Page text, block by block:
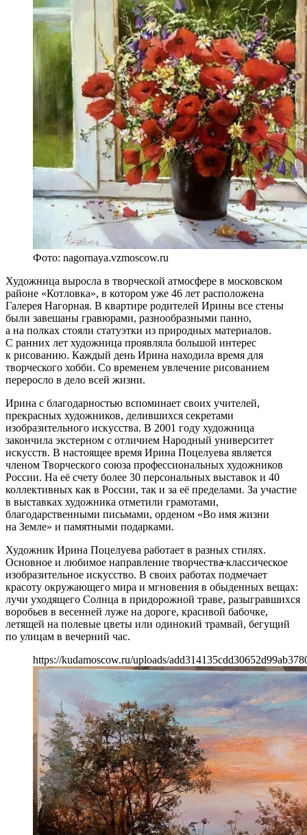
Фото: nagornaya.vzmoscow.ru
Художница выросла в творческой атмосфере в московском
районе «Котловка», в котором уже 46 лет расположена
Галерея Нагорная. В квартире родителей Ирины все стены
были завешаны гравюрами, разнообразными панно,
а на полках стояли статуэтки из природных материалов.
С ранних лет художница проявляла большой интерес
к рисованию. Каждый день Ирина находила время для
творческого хобби. Со временем увлечение рисованием
переросло в дело всей жизни.
Ирина с благодарностью вспоминает своих учителей,
прекрасных художников, делившихся секретами
изобразительного искусства. В 2001 году художница
закончила экстерном с отличием Народный университет
искусств. В настоящее время Ирина Поцелуева является
членом Творческого союза профессиональных художников
России. На её счету более 30 персональных выставок и 40
коллективных как в России, так и за её пределами. За участие
в выставках художника отметили грамотами,
благодарственными письмами, орденом «Во имя жизни
на Земле» и памятными подарками.
Художник Ирина Поцелуева работает в разных стилях.
Основное и любимое направление творчества̶ классическое
изобразительное искусство. В своих работах подмечает
красоту окружающего мира и мгновения в обыденных вещах:
лучи уходящего Солнца в придорожной траве, разыгравшихся
воробьев в весенней луже на дороге, красивой бабочке,
летящей на полевые цветы или одинокий трамвай, бегущий
по улицам в вечерний час.
https://kudamoscow.ru/uploads/